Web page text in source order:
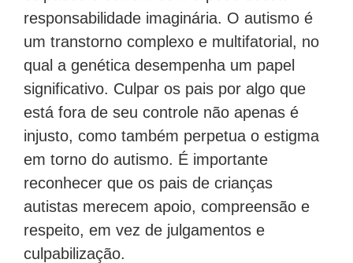
responsabilidade imaginária. O autismo é
um transtorno complexo e multifatorial, no
qual a genética desempenha um papel
significativo. Culpar os pais por algo que
está fora de seu controle não apenas é
injusto, como também perpetua o estigma
em torno do autismo. É importante
reconhecer que os pais de crianças
autistas merecem apoio, compreensão e
respeito, em vez de julgamentos e
culpabilização.